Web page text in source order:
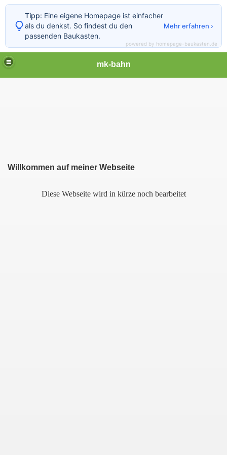
mk-bahn
Willkommen auf meiner Webseite
Diese Webseite wird in kürze noch bearbeitet
Tipp: Eine eigene Homepage ist einfacher
als du denkst. So findest du den
passenden Baukasten.
Mehr erfahren ›
powered by homepage-baukasten.de